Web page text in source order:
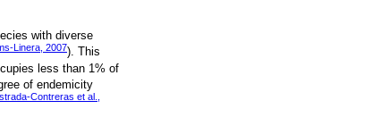
with diverse
Linera, 2007). This
less than 1% of
of endemicity
Contreras et al.,